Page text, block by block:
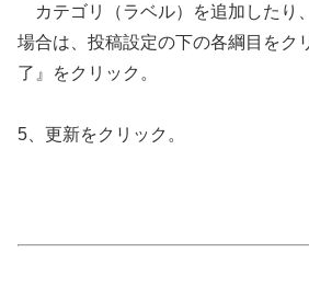
カテゴリ（ラベル）を追加したり
場合は、投稿設定の下の各綱目をク
了』をクリック。
5、更新をクリック。